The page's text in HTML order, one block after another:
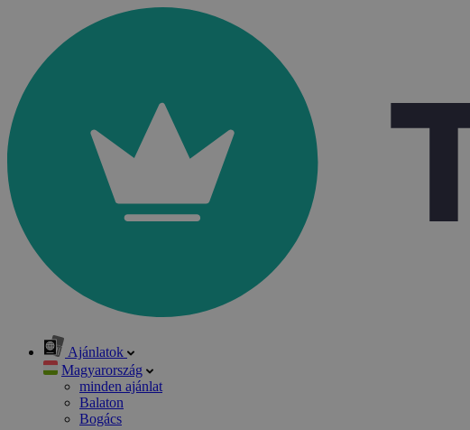
Ajánlatok
Magyarország
minden ajánlat
Balaton
Bogács